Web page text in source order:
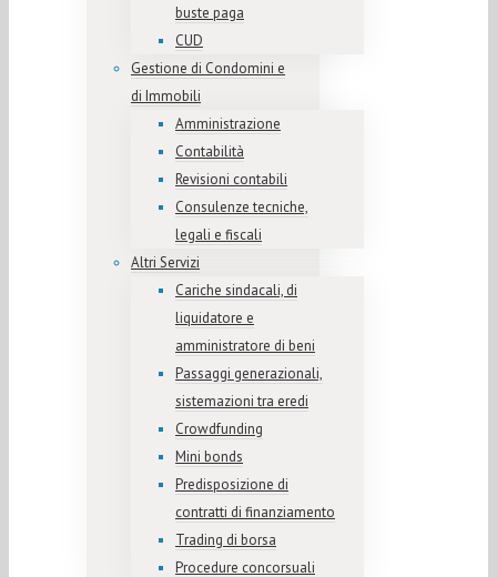
buste paga
CUD
Gestione di Condomini e
di Immobili
Amministrazione
Contabilità
Revisioni contabili
Consulenze tecniche,
legali e fiscali
Altri Servizi
Cariche sindacali, di
liquidatore e
amministratore di beni
Passaggi generazionali,
sistemazioni tra eredi
Crowdfunding
Mini bonds
Predisposizione di
contratti di finanziamento
Trading di borsa
Procedure concorsuali